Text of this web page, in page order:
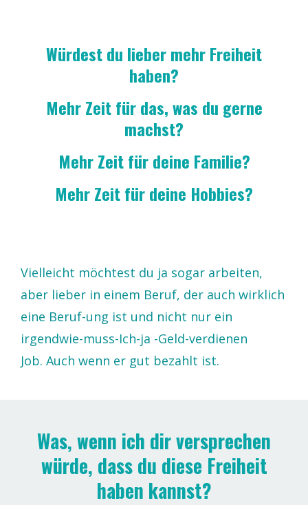
Würdest du lieber mehr Freiheit
haben?
Mehr Zeit für das, was du gerne
machst?
Mehr Zeit für deine Familie?
Mehr Zeit für deine Hobbies?
Vielleicht möchtest du ja sogar arbeiten,
aber lieber in einem Beruf, der auch wirklich
eine Beruf-ung ist und nicht nur ein
irgendwie-muss-Ich-ja -Geld-verdienen
Job. Auch wenn er gut bezahlt ist.
Was, wenn ich dir versprechen
würde, dass du diese Freiheit
haben kannst?